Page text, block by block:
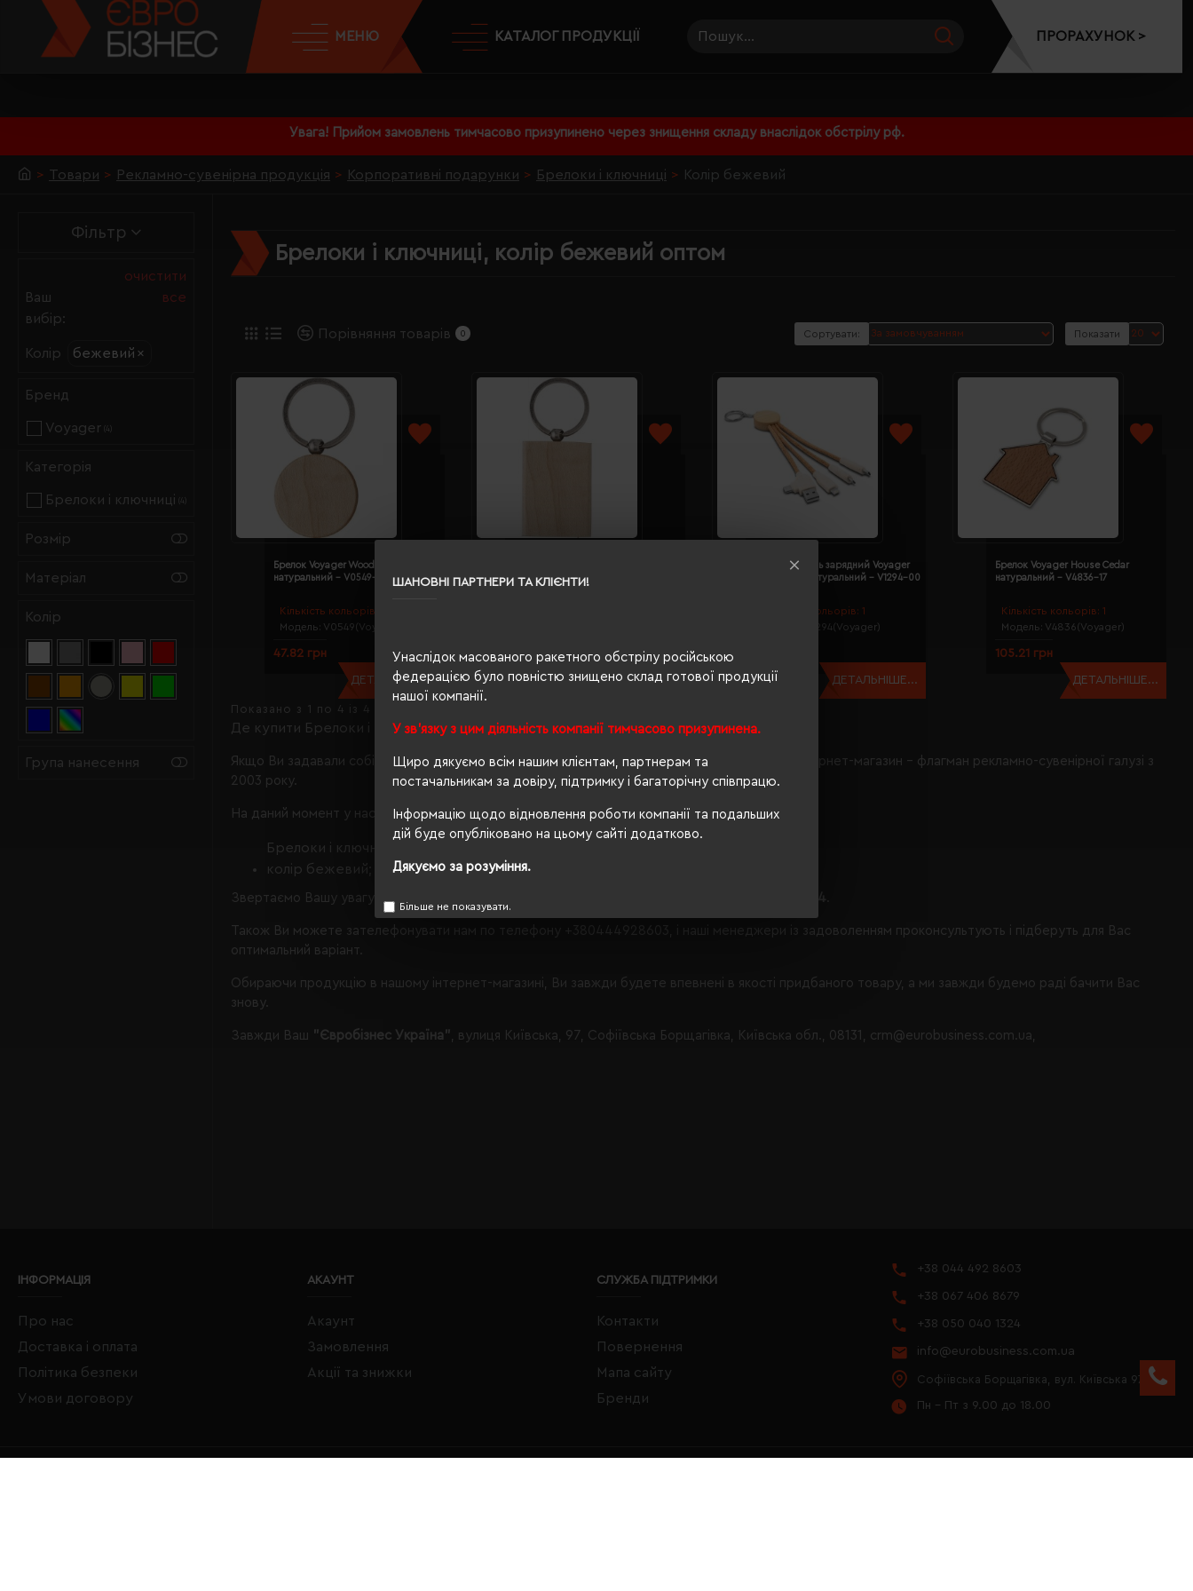
ШАНОВНІ ПАРТНЕРИ ТА КЛІЄНТИ!
Унаслідок масованого ракетного обстрілу російською
федерацією було повністю знищено склад готової продукції
нашої компанії.
У зв'язку з цим діяльність компанії тимчасово призупинена.
Щиро дякуємо всім нашим клієнтам, партнерам та
постачальникам за довіру, підтримку і багаторічну співпрацю.
Інформацію щодо відновлення роботи компанії та подальших
дій буде опубліковано на цьому сайті додатково.
Дякуємо за розуміння.
Більше не показувати.
Увага! Прийом замовлень тимчасово призупинено через знищення складу внаслідок обстрілу рф.
МЕНЮ КАТАЛОГ ПРОДУКЦІЇ ПРОРАХУНОК >
Товари Рекламно-сувенірна продукція Корпоративні подарунки Брелоки і ключниці Колір бежевий
Фільтр
Ваш
вибір:
очистити
все
Колір бежевий ×
Бренд
Voyager (4)
Категорія
Брелоки і ключниці (4)
Розмір
Матеріал
Колір
Група нанесення
Брелоки і ключниці, колір бежевий оптом
Де купити Брелоки і ключниці колір бежевий; оптом?
Якщо Ви задавали собі таке питання, то Ви правильно вибралиЄвробізнес Україна
- наш інтернет-магазин - флагман рекламно-сувенірної галузі з
2003 року.
На даний момент у нас є, що Вам запропонувати в категорії Брелоки і ключниці.
Брелоки і ключниці
колір бежевий;
Звертаємо Вашу увагу, що з таким набором параметрів, кількість даного товару
Також Ви можете зателефонувати нам по телефону
, і наші менеджери із задоволенням проконсультують і підберуть для Вас
оптимальний варіант.
Обираючи продукцію в нашому інтернет-магазині, Ви завжди будете впевнені в якості придбаного товару, а ми завжди будемо раді бачити Вас
знову.
Завжди Ваш "Євробізнес Україна" , вулиця Київська, 97, Софіївська Борщагівка, Київська обл., 08131, crm@eurobusiness.com.ua,
Порівняння товарів 0 Сортувати: Показати
Кількість кольорів:
Модель: V0549(Voyager)
Брелок Voyager Wooden
натуральний - V0549-17
47.82 грн
ДЕТАЛЬНІШЕ...
натуральний - V0550-17
46.86 грн
ДЕТАЛЬНІШЕ...
Кількість кольорів: 1
V1294(Voyager)
Брелок-кабель зарядний Voyager
Antez Cork натуральний - V1294-00
ДЕТАЛЬНІШЕ...
Кількість кольорів: 1
Модель: V4836(Voyager)
Брелок Voyager House Cedar
натуральний - V4836-17
105.21 грн
ДЕТАЛЬНІШЕ...
Показано з 1 по 4 із 4 (1 сторінок)
ІНФОРМАЦІЯ
Про нас
Доставка і оплата
Політика безпеки
Умови договору
АКАУНТ
Акаунт
Замовлення
Акції та знижки
СЛУЖБА ПІДТРИМКИ
Контакти
Повернення
Мапа сайту
Бренди
+38 044 492 8603
+38 067 406 8679
+38 050 040 1324
info@eurobusiness.com.ua
Софіївська Борщагівка, вул. Київська 97
Пн - Пт з 9.00 до 18.00